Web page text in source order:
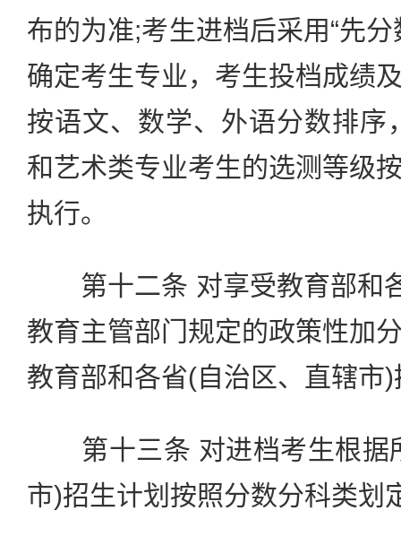
布的为准;考生进档后采用“先
确定考生专业，考生投档成绩
按语文、数学、外语分数排序
和艺术类专业考生的选测等级
执行。
第十二条 对享受教育部和
教育主管部门规定的政策性加
教育部和各省(自治区、直辖市
第十三条 对进档考生根据
市)招生计划按照分数分科类划